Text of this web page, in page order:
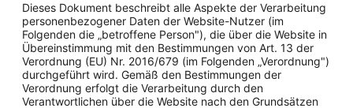
Dieses Dokument beschreibt alle Aspekte der Verarbeitung
personenbezogener Daten der Website-Nutzer (im
Folgenden die „betroffene Person"), die über die Website in
Übereinstimmung mit den Bestimmungen von Art. 13 der
Verordnung (EU) Nr. 2016/679 (im Folgenden „Verordnung")
durchgeführt wird. Gemäß den Bestimmungen der
Verordnung erfolgt die Verarbeitung durch den
Verantwortlichen über die Website nach den Grundsätzen